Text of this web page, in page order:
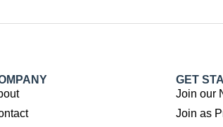
GET
Join our
Join as